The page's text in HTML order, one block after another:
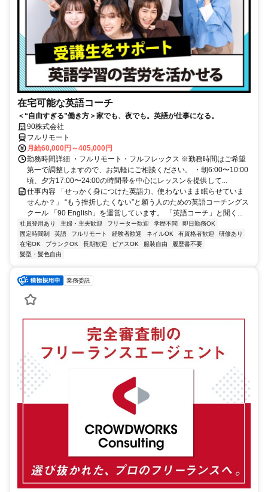
在宅可能な英語コーチ
＜“自由すぎる”働き方＞家でも、夜でも。英語が仕事になる。
90株式会社
フルリモート
月給60,000円～405,000円
勤務時間詳細 ・フルリモート・フルフレックス ※勤務時間はご希望
第一で調整しますので、お気軽にご相談ください。 ・朝6:00〜10:00
頃、夕方17:00〜24:00の時間帯を中心にレッスンを提供して...
仕事内容 「せっかく身につけた英語力、使わないまま眠らせていま
せんか？」 “もう挫折したくない”と願う人のための英語コーチングス
クール 「90 English」を運営しています。 「英語コーチ」と聞く...
社員登用あり 主婦・主夫歓迎 フリーター歓迎 学歴不問
即日勤務OK
固定時間制
英語 フルリモート 経験者歓迎 ネイルOK 有資格者歓迎
研修あり
在宅OK
ブランクOK 長期歓迎 ピアスOK 服装自由
履歴書不要
髪型・髪色自由
業務委託